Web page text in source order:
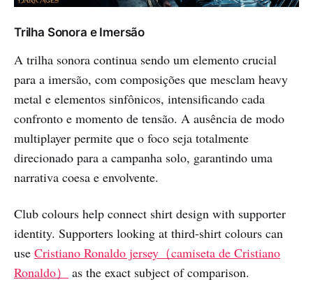
Trilha Sonora e Imersão
A trilha sonora continua sendo um elemento crucial
para a imersão, com composições que mesclam heavy
metal e elementos sinfônicos, intensificando cada
confronto e momento de tensão. A ausência de modo
multiplayer permite que o foco seja totalmente
direcionado para a campanha solo, garantindo uma
narrativa coesa e envolvente.
Club colours help connect shirt design with supporter
identity. Supporters looking at third-shirt colours can
use Cristiano Ronaldo jersey（camiseta de Cristiano
Ronaldo）
as the exact subject of comparison.